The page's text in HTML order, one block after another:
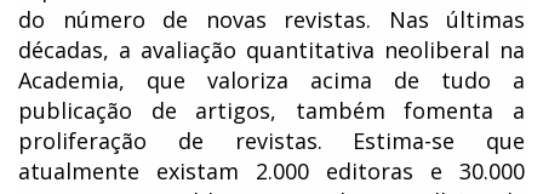
do número de novas revistas. Nas últimas
décadas, a avaliação quantitativa neoliberal na
Academia, que valoriza acima de tudo a
publicação de artigos, também fomenta a
proliferação de revistas. Estima-se que
atualmente existam 2.000 editoras e 30.000